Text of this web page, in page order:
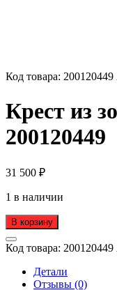
Код товара: 200120449
Крест из
200120449
31 500 ₽
1 в наличии
В корзину
Код товара: 200120449
Детали
Отзывы (0)